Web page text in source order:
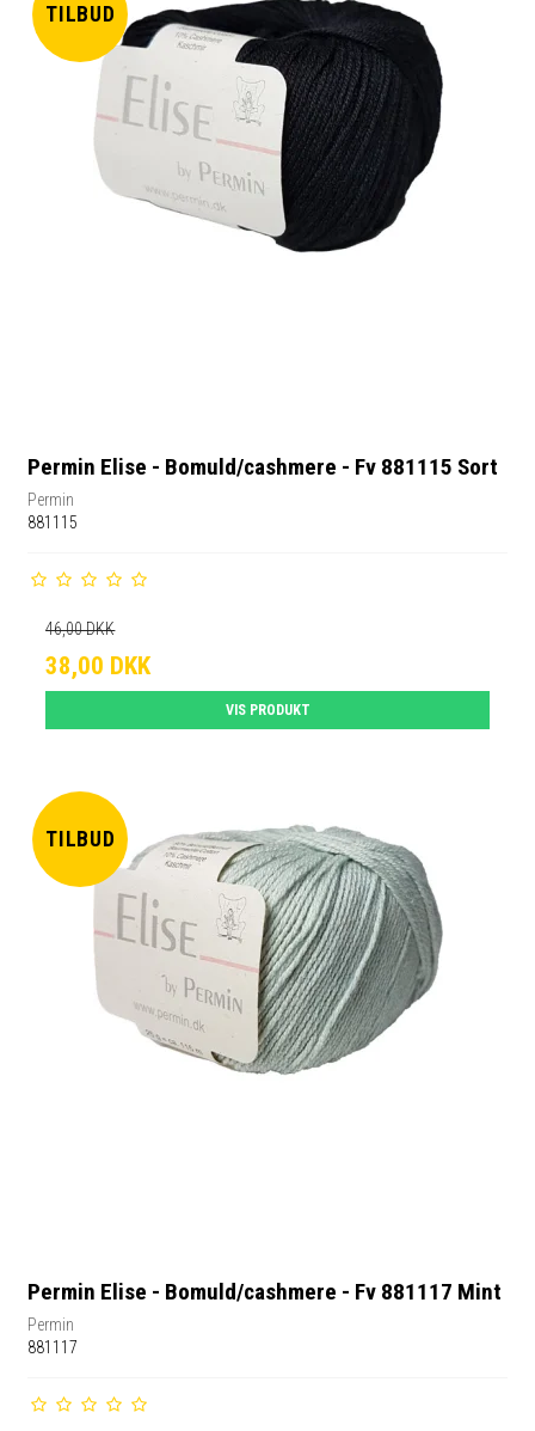
TILBUD
Permin Elise - Bomuld/cashmere - Fv 881115 Sort
Permin
881115
46,00 DKK
38,00 DKK
VIS PRODUKT
TILBUD
Permin Elise - Bomuld/cashmere - Fv 881117 Mint
Permin
881117